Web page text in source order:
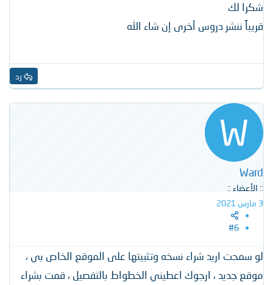
شكرا لك
قريباً ننشر دروس أخرى إن شاء الله
رد
W
Ward
:: الأعضاء ::
3 مارس 2021
#6
لو سمحت اريد شراء نسخه وتثبيتها على الموقع الخاص بي ،
موقع جديد ، ارجوك اعطيني الخطواط بالتفصيل ، قمت بشراء